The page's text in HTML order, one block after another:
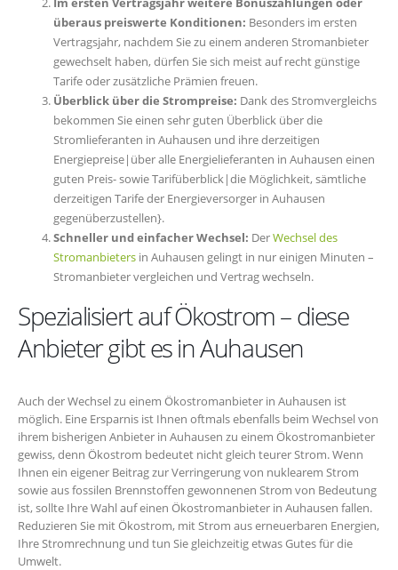
überaus preiswerte Konditionen: Besonders im ersten
Vertragsjahr, nachdem Sie zu einem anderen Stromanbieter
gewechselt haben, dürfen Sie sich meist auf recht günstige
Tarife oder zusätzliche Prämien freuen.
Überblick über die Strompreise: Dank des Stromvergleichs
bekommen Sie einen sehr guten Überblick über die
Stromlieferanten in Auhausen und ihre derzeitigen
Energiepreise|über alle Energielieferanten in Auhausen einen
guten Preis- sowie Tarifüberblick|die Möglichkeit, sämtliche
derzeitigen Tarife der Energieversorger in Auhausen
gegenüberzustellen}.
Schneller und einfacher Wechsel: DerWechsel des
Stromanbieters in Auhausen gelingt in nur einigen Minuten –
Stromanbieter vergleichen und Vertrag wechseln.
Spezialisiert auf Ökostrom – diese
Anbieter gibt es in Auhausen
Auch der Wechsel zu einem Ökostromanbieter in Auhausen ist
möglich. Eine Ersparnis ist Ihnen oftmals ebenfalls beim Wechsel von
ihrem bisherigen Anbieter in Auhausen zu einem Ökostromanbieter
gewiss, denn Ökostrom bedeutet nicht gleich teurer Strom. Wenn
Ihnen ein eigener Beitrag zur Verringerung von nuklearem Strom
sowie aus fossilen Brennstoffen gewonnenen Strom von Bedeutung
ist, sollte Ihre Wahl auf einen Ökostromanbieter in Auhausen fallen.
Reduzieren Sie mit Ökostrom, mit Strom aus erneuerbaren Energien,
Ihre Stromrechnung und tun Sie gleichzeitig etwas Gutes für die
Umwelt.